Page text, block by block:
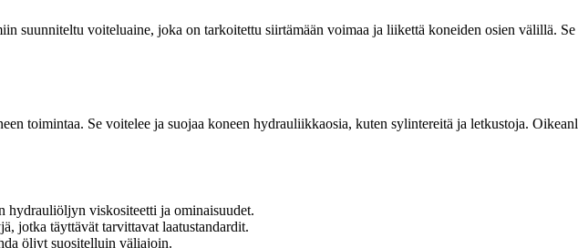
suunniteltu voiteluaine, joka on tarkoitettu siirtämään voimaa ja liikettä koneiden osien välillä.
toimintaa. Se voitelee ja suojaa koneen hydrauliikkaosia, kuten sylintereitä ja letkustoja.
hydrauliöljyn viskositeetti ja ominaisuudet.
jotka täyttävät tarvittavat laatustandardit.
öljyt suositelluin väliajoin.